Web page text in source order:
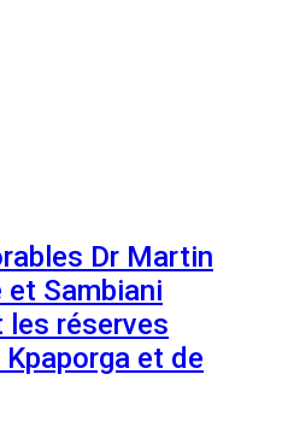
Dr Martin
Sambiani
les réserves
et de